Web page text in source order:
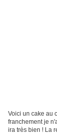
Voici un cake au
franchement je
ira très bien ! La